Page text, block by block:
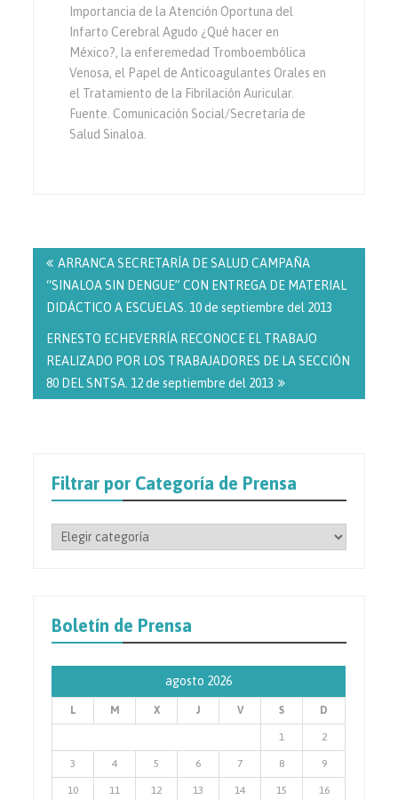
Importancia de la Atención Oportuna del
Infarto Cerebral Agudo ¿Qué hacer en
México?, la enferemedad Tromboembólica
Venosa, el Papel de Anticoagulantes Orales en
el Tratamiento de la Fibrilación Auricular.
Fuente. Comunicación Social/Secretaría de
Salud Sinaloa.
de
entradas
ARRANCA SECRETARÍA DE SALUD CAMPAÑA
“SINALOA SIN DENGUE” CON ENTREGA DE MATERIAL
DIDÁCTICO A ESCUELAS. 10 de septiembre del 2013
ERNESTO ECHEVERRÍA RECONOCE EL TRABAJO
REALIZADO POR LOS TRABAJADORES DE LA SECCIÓN
80 DEL SNTSA. 12 de septiembre del 2013
Filtrar por Categoría de Prensa
Filtrar
Prensa
Boletín de Prensa
agosto 2026
L M X J V S D
1 2
3 4 5 6 7 8 9
10 11 12 13 14 15 16